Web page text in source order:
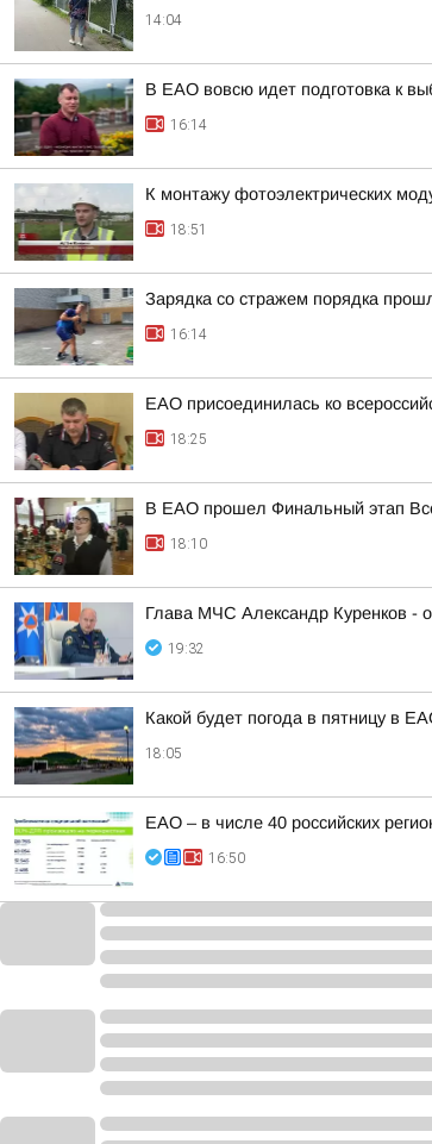
14:04
В ЕАО вовсю идет подготовка к
16:14
К монтажу фотоэлектрических
18:51
Зарядка со стражем порядка
16:14
ЕАО присоединилась ко
18:25
В ЕАО прошел Финальный этап
18:10
Глава МЧС Александр Куренков -
19:32
Какой будет погода в пятницу в
18:05
ЕАО – в числе 40 российских
16:50